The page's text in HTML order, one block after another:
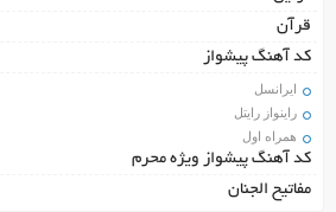
قرآن
کد آهنگ پیشواز
ایرانسل
راینواز رایتل
همراه اول
کد آهنگ پیشواز ویژه محرم
مفاتیح الجنان